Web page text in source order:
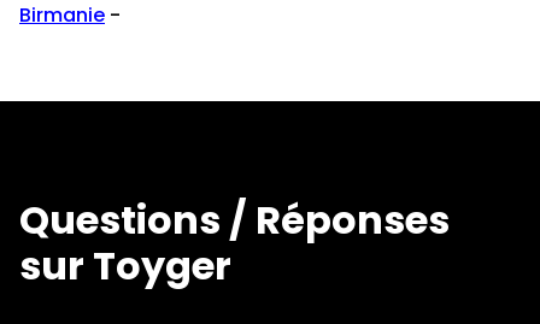
Birmanie -
Questions / Réponses
sur Toyger